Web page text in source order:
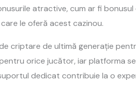
atractive, cum ar fi
le oferă acest cazinou.
criptare de ultimă generație
orice jucător, iar platforma
dedicat contribuie la o